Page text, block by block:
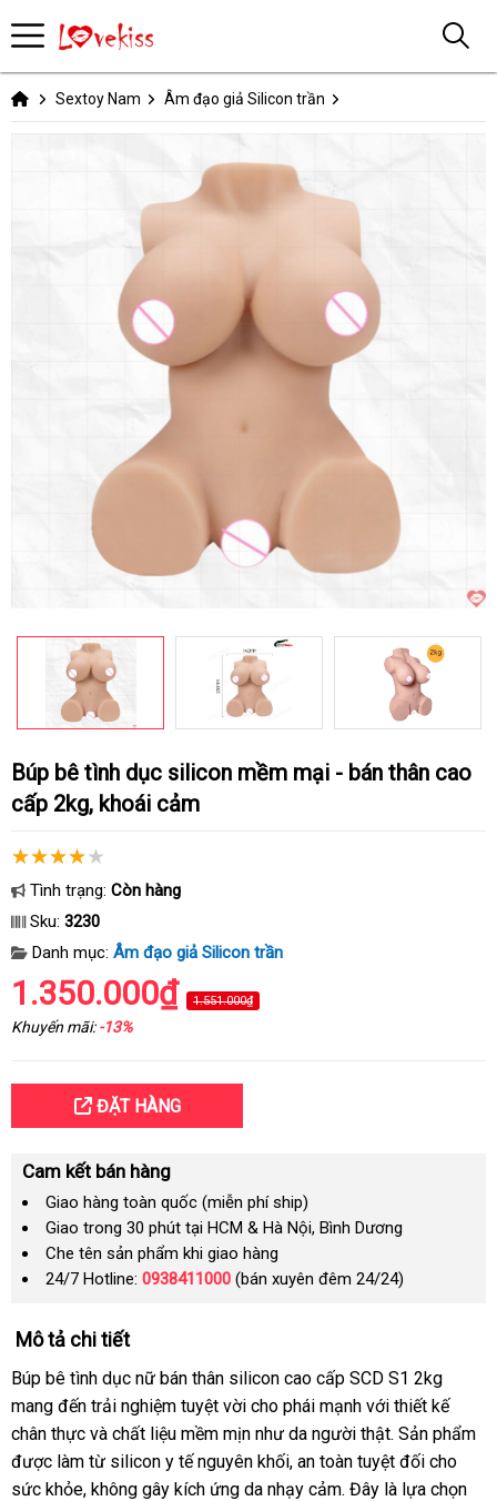
Sextoy Nam Âm đạo giả Silicon trần
Búp bê tình dục silicon mềm mại - bán thân cao
cấp 2kg, khoái cảm
Tình trạng: Còn hàng
Sku: 3230
Danh mục: Âm đạo giả Silicon trần
1.350.000₫ 1.551.000₫
Khuyến mãi:-13%
ĐẶT HÀNG
Cam kết bán hàng
Giao hàng toàn quốc (miễn phí ship)
Giao trong 30 phút tại HCM & Hà Nội, Bình Dương
Che tên sản phẩm khi giao hàng
24/7 Hotline: 0938411000 (bán xuyên đêm 24/24)
Mô tả chi tiết
Búp bê tình dục nữ bán thân silicon cao cấp SCD S1 2kg
mang đến trải nghiệm tuyệt vời cho phái mạnh với thiết kế
chân thực và chất liệu mềm mịn như da người thật. Sản phẩm
được làm từ silicon y tế nguyên khối, an toàn tuyệt đối cho
sức khỏe, không gây kích ứng da nhạy cảm. Đây là lựa chọn